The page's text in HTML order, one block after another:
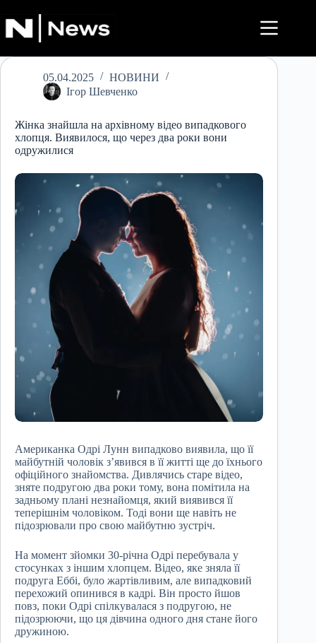
до
вмісту
05.04.2025
НОВИНИ
Ігор Шевченко
Жінка знайшла на архівному відео випадкового
хлопця. Виявилося, що через два роки вони
одружилися
Американка Одрі Лунн випадково виявила, що її
майбутній чоловік з’явився в її житті ще до їхнього
офіційного знайомства. Дивлячись старе відео,
зняте подругою два роки тому, вона помітила на
задньому плані незнайомця, який виявився її
теперішнім чоловіком. Тоді вони ще навіть не
підозрювали про свою майбутню зустріч.
На момент зйомки 30-річна Одрі перебувала у
стосунках з іншим хлопцем. Відео, яке зняла її
подруга Еббі, було жартівливим, але випадковий
перехожий опинився в кадрі. Він просто йшов
повз, поки Одрі спілкувалася з подругою, не
підозрюючи, що ця дівчина одного дня стане його
дружиною.